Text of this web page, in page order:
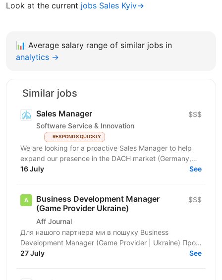
Look at the current jobs Sales Kyiv→
📊 Average salary range of similar jobs in
analytics →
Similar jobs
Sales Manager
Software Service & Innovation
RESPONDS QUICKLY
$$$
We are looking for a proactive Sales Manager to help
expand our presence in the DACH market (Germany,
Austria, Switzerland) by identifying new business...
16 July See
Business Development Manager
(Game Provider Ukraine)
Aff Journal
$$$
Для нашого партнера ми в пошуку Business
Development Manager (Game Provider | Ukraine) Про
роль Ми шукаємо Business Development Manager,
27 July See